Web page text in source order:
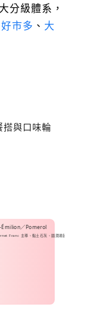
分級體系，
好市多 、 大
搭與口味輪
Émilion／Pomerol
Franc 主導、黏土石灰、圓潤易飲